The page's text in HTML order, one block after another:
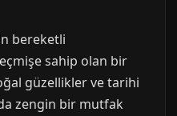
bereketli
sahip olan bir
güzellikler ve tarihi
zengin bir mutfak